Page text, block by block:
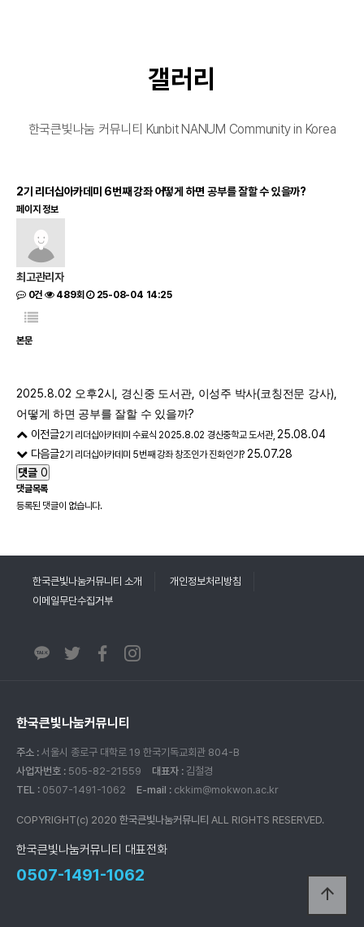
갤러리
한국큰빛나눔 커뮤니티 Kunbit NANUM Community in Korea
2기 리더십아카데미 6번째 강좌 어떻게 하면 공부를 잘할 수 있을까?
페이지 정보
최고관리자
0건 489회 25-08-04 14:25
본문
2025.8.02 오후2시 경신중 도서관, 이성주 박사(코칭전문 강사),
어떻게 하면 공부를 잘할 수 있을까?
이전글2기 리더십아카데미 수료식 2025.8.02 경신중학교 도서관, 25.08.04
다음글2기 리더십아카데미 5번째 강좌 창조인가 진화인가? 25.07.28
댓글 0
댓글목록
등록된 댓글이 없습니다.
한국큰빛나눔커뮤니티 소개
개인정보처리방침
이메일무단수집거부
한국큰빛나눔커뮤니티
주소 : 서울시 종로구 대학로 19 한국기독교회관 804-B
사업자번호 : 505-82-21559 대표자 : 김철경
TEL : 0507-1491-1062 E-mail : ckkim@mokwon.ac.kr
COPYRIGHT(c) 2020 한국큰빛나눔커뮤니티 ALL RIGHTS RESERVED.
한국큰빛나눔커뮤니티 대표전화
0507-1491-1062
arrow_upward